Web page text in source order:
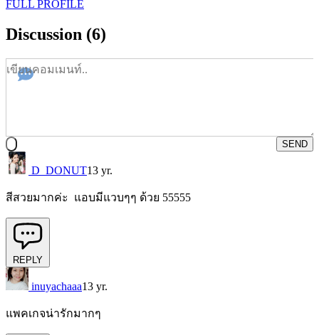
FULL PROFILE
Discussion (6)
SEND
D_DONUT13 yr.
สีสวยมากค่ะ แอบมีแวบๆๆ ด้วย 55555
REPLY
inuyachaaa13 yr.
แพคเกจน่ารักมากๆ